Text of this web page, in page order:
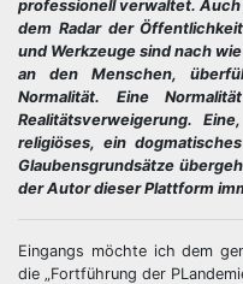
professionell verwaltet.
dem Radar der
und Werkzeuge sind nach
an den Menschen,
Normalität. Eine
Realitätsverweigerung.
religiöses, ein
Glaubensgrundsätze
der Autor dieser Plattform
Eingangs möchte ich dem
die „Fortführung der